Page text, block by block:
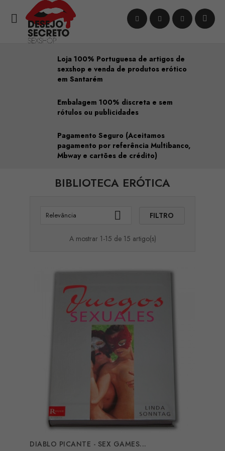

Loja 100% Portuguesa de artigos de
sexshop e venda de produtos erótico
em Santarém
Embalagem 100% discreta e sem
rótulos ou publicidades
Pagamento Seguro (Aceitamos
pagamento por referência Multibanco,
Mbway e cartões de crédito)
BIBLIOTECA ERÓTICA
Relevância  FILTRO
A mostrar 1-15 de 15 artigo(s)
DIABLO PICANTE - SEX GAMES...